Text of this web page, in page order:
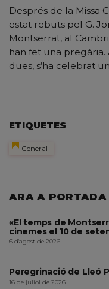
Després de la Missa
estat rebuts pel G.
Montserrat, al
han fet una
dues, s’ha celebrat
ETIQUETES
General
ARA A PORTADA
«El temps de
cinemes el 10 de
6 d'agost de 2026
Peregrinació de Lleó
16 de juliol de 2026